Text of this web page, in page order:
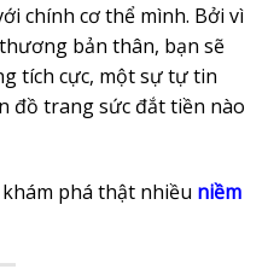
chính cơ thể mình. Bởi vì
bản thân, bạn sẽ
tích cực, một sự tự tin
đồ trang sức đắt tiền nào
phá thật nhiều niềm